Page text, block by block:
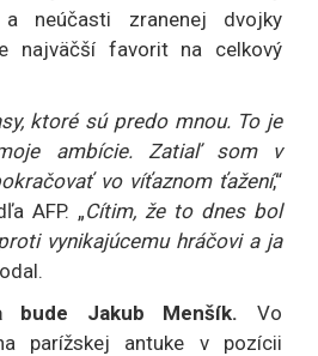
a neúčasti zranenej dvojky
najväčší favorit na celkový
ktoré sú predo mnou. To je
ambície. Zatiaľ som v
vo víťaznom ťažení,“
AFP. „Cítim, že to dnes bol
vynikajúcemu hráčovi a ja
bude Jakub Menšík. Vo
parížskej antuke v pozícii